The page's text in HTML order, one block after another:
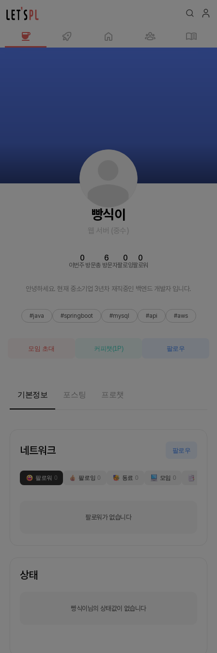
빵식이
웹 서버 (중수)
이번주 방문
0
총 방문자
6
팔로잉
0
팔로워
0
안녕하세요. 현재 중소기업 3년차 재직중인 백엔드 개발자 입니다.
#java #springboot #mysql #api #aws
모임 초대 커피챗 (1 P) 팔로우
기본정보 포스팅 프로챗
네트워크 팔로우
팔로워 0 팔로잉 0 동료 0 모임 0
팔로워가 없습니다
상태
빵식이님의 상태값이 없습니다